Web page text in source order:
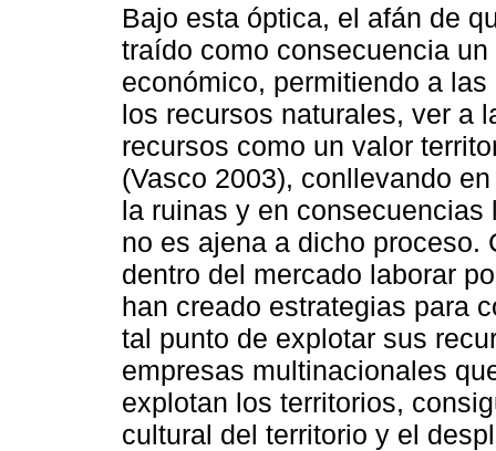
Bajo esta óptica, el afán de
traído como consecuencia
económico, permitiendo a
los recursos naturales, ver a
recursos como un valor
(Vasco 2003), conllevando
la ruinas y en
no es ajena a dicho proceso.
dentro del mercado laborar
han creado estrategias para
tal punto de explotar sus
empresas multinacionales
explotan los territorios,
cultural del territorio y el